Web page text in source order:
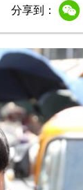
分享到：